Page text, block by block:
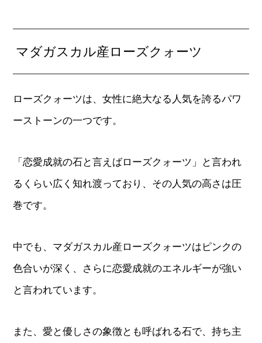
マダガスカル産ローズクォーツ
ローズクォーツは、女性に絶大なる人気を誇るパワ
ーストーンの一つです。
「恋愛成就の石と言えばローズクォーツ」と言われ
るくらい広く知れ渡っており、その人気の高さは圧
巻です。
中でも、マダガスカル産ローズクォーツはピンクの
色合いが深く、さらに恋愛成就のエネルギーが強い
と言われています。
また、愛と優しさの象徴とも呼ばれる石で、持ち主